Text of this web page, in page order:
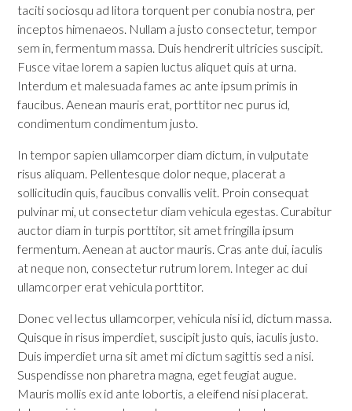
taciti sociosqu ad litora torquent per conubia nostra, per
inceptos himenaeos. Nullam a justo consectetur, tempor
sem in, fermentum massa. Duis hendrerit ultricies suscipit.
Fusce vitae lorem a sapien luctus aliquet quis at urna.
Interdum et malesuada fames ac ante ipsum primis in
faucibus. Aenean mauris erat, porttitor nec purus id,
condimentum condimentum justo.
In tempor sapien ullamcorper diam dictum, in vulputate
risus aliquam. Pellentesque dolor neque, placerat a
sollicitudin quis, faucibus convallis velit. Proin consequat
pulvinar mi, ut consectetur diam vehicula egestas. Curabitur
auctor diam in turpis porttitor, sit amet fringilla ipsum
fermentum. Aenean at auctor mauris. Cras ante dui, iaculis
at neque non, consectetur rutrum lorem. Integer ac dui
ullamcorper erat vehicula porttitor.
Donec vel lectus ullamcorper, vehicula nisi id, dictum massa.
Quisque in risus imperdiet, suscipit justo quis, iaculis justo.
Duis imperdiet urna sit amet mi dictum sagittis sed a nisi.
Suspendisse non pharetra magna, eget feugiat augue.
Mauris mollis ex id ante lobortis, a eleifend nisi placerat.